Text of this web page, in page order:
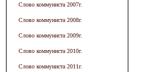
Слово коммуниста 2007г.
Слово коммуниста 2008г.
Слово коммуниста 2009г.
Слово коммуниста 2010г.
Слово коммуниста 2011г.